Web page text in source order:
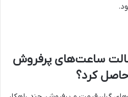
ساعت‌های پرفروش
کرد؟